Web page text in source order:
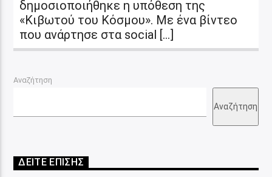
δημοσιοποιήθηκε η υπόθεση της
«Κιβωτού του Κόσμου». Με ένα βίντεο
που ανάρτησε στα social […]
Αναζήτηση
Αναζήτηση
ΔΕΙΤΕ ΕΠΙΣΗΣ